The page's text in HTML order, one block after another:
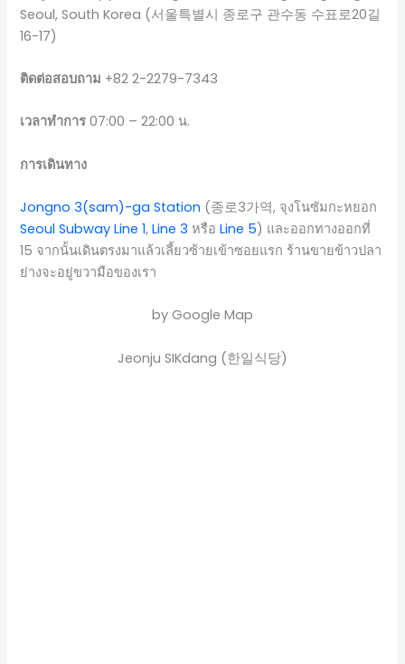
Seoul, South Korea (서울특별시 종로구 관수동 수표로20길
16-17)
ติดต่อสอบถาม +82 2-2279-7343
เวลาทำการ 07:00 – 22:00 น.
การเดินทาง
Jongno 3(sam)-ga Station (종로3가역, จุงโนซัมกะหยอก
Seoul Subway Line 1,Line 3 หรือLine 5) และออกทางออกที่
15 จากนั้นเดินตรงมาแล้วเลี้ยวซ้ายเข้าซอยแรก ร้านขายข้าวปลา
ย่างจะอยู่ขวามือของเรา
by Google Map
Jeonju SIKdang (한일식당)